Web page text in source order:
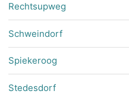
Rechtsupweg
Schweindorf
Spiekeroog
Stedesdorf